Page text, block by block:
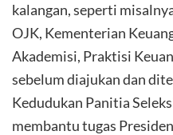
kalangan, seperti
OJK, Kementerian
Akademisi, Praktisi
sebelum diajukan dan
Kedudukan Panitia
membantu tugas